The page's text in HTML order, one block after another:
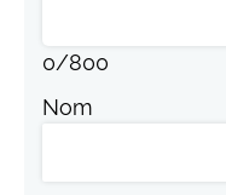
0/800
Nom